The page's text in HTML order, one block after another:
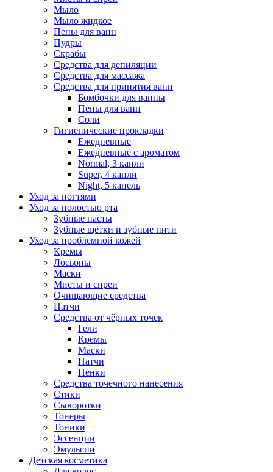
Мыло
Мыло жидкое
Пены для ванн
Пудры
Скрабы
Средства для депиляции
Средства для массажа
Средства для принятия ванн
Бомбочки для ванны
Пены для ванн
Соли
Гигиенические прокладки
Ежедневные
Ежедневные с ароматом
Normal, 3 капли
Super, 4 капли
Night, 5 капель
Уход за ногтями
Уход за полостью рта
Зубные пасты
Зубные щётки и зубные нити
Уход за проблемной кожей
Кремы
Лосьоны
Маски
Мисты и спреи
Очищающие средства
Патчи
Средства от чёрных точек
Гели
Кремы
Маски
Патчи
Пенки
Средства точечного нанесения
Стики
Сыворотки
Тонеры
Тоники
Эссенции
Эмульсии
Детская косметика